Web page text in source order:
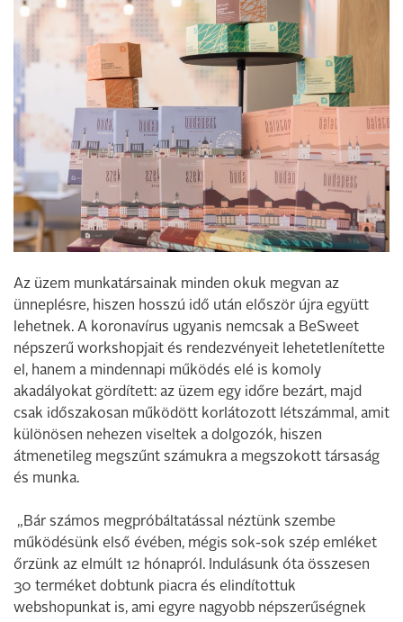
Az üzem munkatársainak minden okuk megvan az
ünneplésre, hiszen hosszú idő után először újra együtt
lehetnek. A koronavírus ugyanis nemcsak a BeSweet
népszerű workshopjait és rendezvényeit lehetetlenítette
el, hanem a mindennapi működés elé is komoly
akadályokat gördített: az üzem egy időre bezárt, majd
csak időszakosan működött korlátozott létszámmal, amit
különösen nehezen viseltek a dolgozók, hiszen
átmenetileg megszűnt számukra a megszokott társaság
és munka.
„Bár számos megpróbáltatással néztünk szembe
működésünk első évében, mégis sok-sok szép emléket
őrzünk az elmúlt 12 hónapról. Indulásunk óta összesen
30 terméket dobtunk piacra és elindítottuk
webshopunkat is, ami egyre nagyobb népszerűségnek